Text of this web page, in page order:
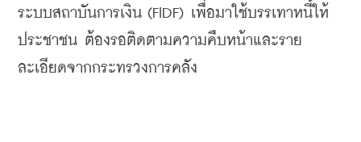
ระบบสถาบันการเงิน (FIDF) เพื่อมาใช้บรรเทาหนี้ให้
ประชาชน ต้องรอติดตามความคืบหน้าและราย
ละเอียดจากกระทรวงการคลัง